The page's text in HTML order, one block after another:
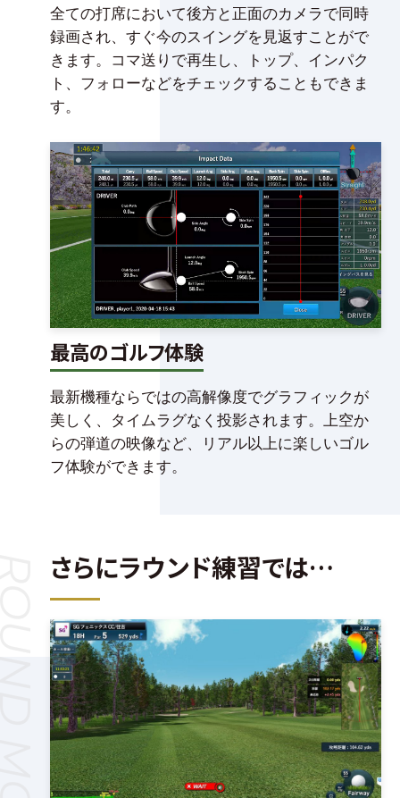
全ての打席において後方と正面のカメラで同時
録画され、すぐ今のスイングを見返すことがで
きます。コマ送りで再生し、トップ、インパク
ト、フォローなどをチェックすることもできま
す。
最高のゴルフ体験
最新機種ならではの高解像度でグラフィックが
美しく、タイムラグなく投影されます。上空か
らの弾道の映像など、リアル以上に楽しいゴル
フ体験ができます。
さらにラウンド練習では…